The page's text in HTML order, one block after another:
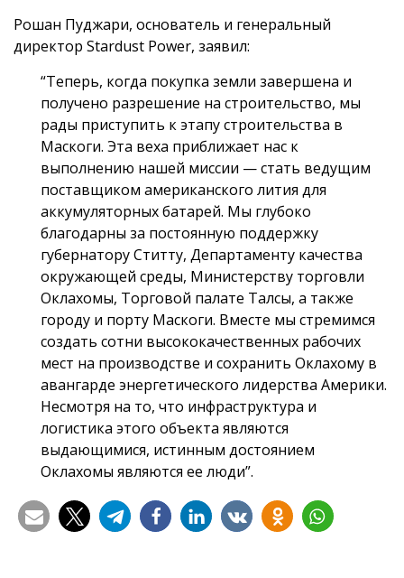
Рошан Пуджари, основатель и генеральный
директор Stardust Power, заявил:
“Теперь, когда покупка земли завершена и
получено разрешение на строительство, мы
рады приступить к этапу строительства в
Маскоги. Эта веха приближает нас к
выполнению нашей миссии — стать ведущим
поставщиком американского лития для
аккумуляторных батарей. Мы глубоко
благодарны за постоянную поддержку
губернатору Ститту, Департаменту качества
окружающей среды, Министерству торговли
Оклахомы, Торговой палате Талсы, а также
городу и порту Маскоги. Вместе мы стремимся
создать сотни высококачественных рабочих
мест на производстве и сохранить Оклахому в
авангарде энергетического лидерства Америки.
Несмотря на то, что инфраструктура и
логистика этого объекта являются
выдающимися, истинным достоянием
Оклахомы являются ее люди”.